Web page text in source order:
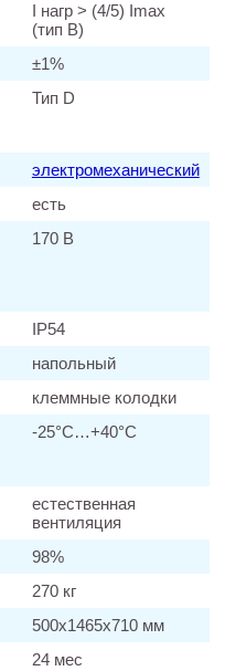
I нагр > (4/5) Imax
(тип В)
±1%
Тип D
электромеханический
есть
170 В
IP54
напольный
клеммные колодки
-25°С…+40°С
естественная
вентиляция
98%
270 кг
500х1465х710 мм
24 мес